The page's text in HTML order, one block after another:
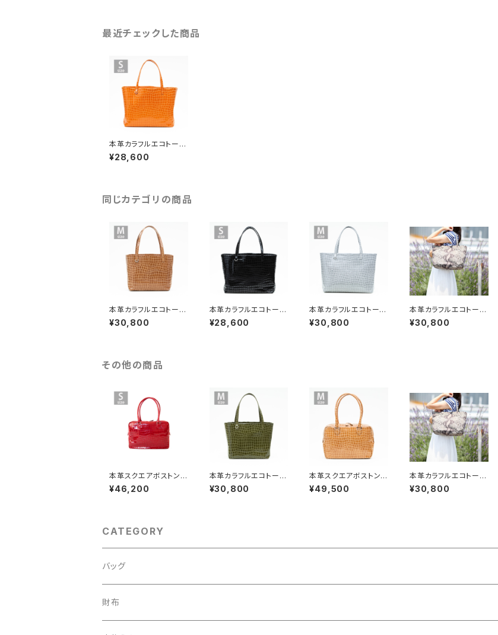
最近チェックした商品
本革カラフルエコトート
バッグ【ピッグスキン】オ
レンジ Sサイズ
¥28,600
同じカテゴリの商品
本革カラフルエコトート
バッグ【ピッグスキン】キ
リン Mサイズ
¥30,800
本革カラフルエコトート
バッグ【ピッグスキン】ブ
ラック Sサイズ
¥28,600
本革カラフルエコトート
バッグ【ピッグスキン】グ
レー Mサイズ
¥30,800
本革カラフルエコトート
バッグ【ピッグスキン】パ
イソン Mサイズ
¥30,800
その他の商品
本革スクエアボストンバ
ッグ【ピッグスキン】レッ
ド Sサイズ
¥46,200
本革カラフルエコトート
バッグ【ピッグスキン】オ
リーブ Mサイズ
¥30,800
本革スクエアボストンバ
ッグ【ピッグスキン】キリ
ン Mサイズ
¥49,500
本革カラフルエコトート
バッグ【ピッグスキン】パ
イソン Mサイズ
¥30,800
CATEGORY
バッグ
MENS
財布